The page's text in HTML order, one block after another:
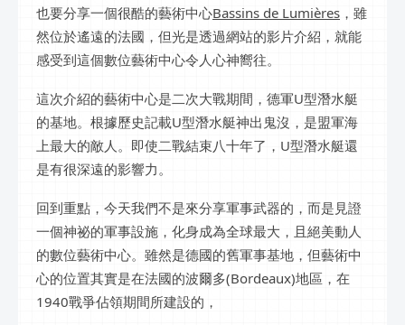
也要分享一個很酷的藝術中心Bassins de Lumières ，雖
然位於遙遠的法國，但光是透過網站的影片介紹，就能
感受到這個數位藝術中心令人心神嚮往。
這次介紹的藝術中心是二次大戰期間，德軍U型潛水艇
的基地。根據歷史記載U型潛水艇神出鬼沒，是盟軍海
上最大的敵人。即使二戰結束八十年了，U型潛水艇還
是有很深遠的影響力。
回到重點，今天我們不是來分享軍事武器的，而是見證
一個神祕的軍事設施，化身成為全球最大，且絕美動人
的數位藝術中心。雖然是德國的舊軍事基地，但藝術中
心的位置其實是在法國的波爾多(Bordeaux)地區，在
1940戰爭佔領期間所建設的，